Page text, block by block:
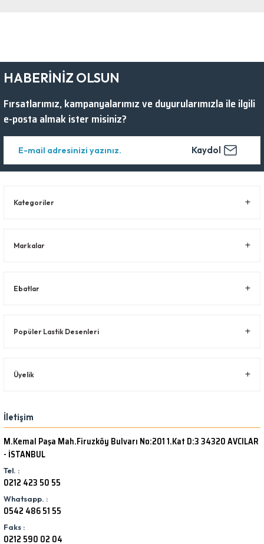
HABERİNİZ OLSUN
Fırsatlarımız, kampanyalarımız ve duyurularımızla ile ilgili
e-posta almak ister misiniz?
Kaydol
Kategoriler
Markalar
Ebatlar
Popüler Lastik Desenleri
Üyelik
İletişim
M.Kemal Paşa Mah.Firuzköy Bulvarı No:201 1.Kat D:3 34320 AVCILAR
- İSTANBUL
Tel. :
0212 423 50 55
Whatsapp. :
0542 486 51 55
Faks :
0212 590 02 04